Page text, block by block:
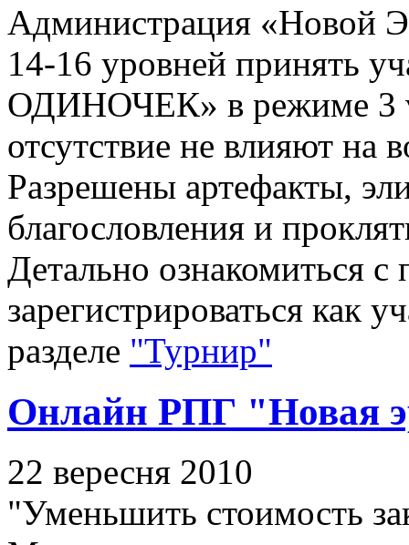
Администрация «Новой
14-16 уровней принять
ОДИНОЧЕК» в режиме 3
отсутствие не влияют на
Разрешены артефакты,
благословления и
Детально ознакомиться
зарегистрироваться как
разделе "Турнир"
Онлайн РПГ "Новая
22 вересня 2010
"Уменьшить стоимость